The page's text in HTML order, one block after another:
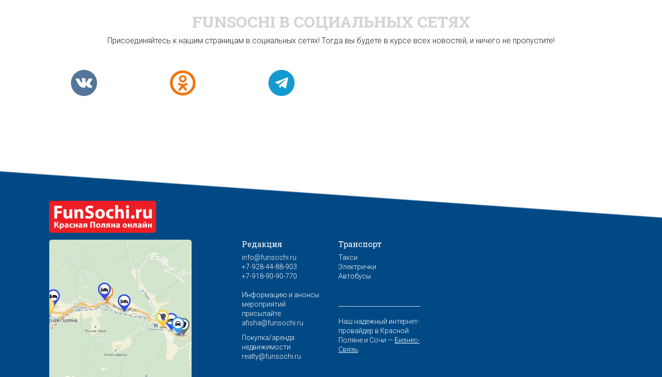
FUNSOCHI В СОЦИАЛЬНЫХ СЕТЯХ
Присоединяйтесь к нашим страницам в социальных сетях! Тогда вы будете в курсе всех новостей, и ничего не пропустите!
Редакция
info@funsochi.ru
+7-928-44-88-903
+7-918-90-90-770
Информацию и анонсы
мероприятий
присылайте:
afisha@funsochi.ru
Покупка/аренда
недвижимости
realty@funsochi.ru
Транспорт
Такси
Электрички
Автобусы
Наш надежный интернет-
провайдер в Красной
Поляне и Сочи — Бизнес-
Связь